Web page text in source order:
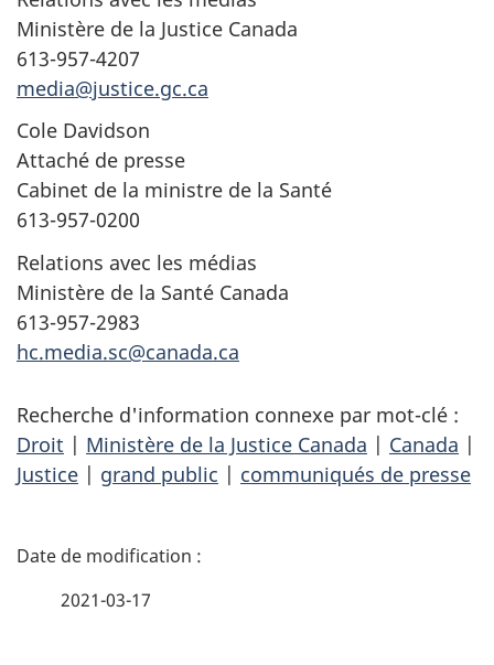
Ministère de la Justice Canada
613-957-4207
media@justice.gc.ca
Cole Davidson
Attaché de presse
Cabinet de la ministre de la Santé
613-957-0200
Relations avec les médias
Ministère de la Santé Canada
613-957-2983
hc.media.sc@canada.ca
Recherche d'information connexe par mot-clé :
Droit | Ministère de la Justice Canada | Canada |
Justice | grand public | communiqués de presse
D
2021-03-17